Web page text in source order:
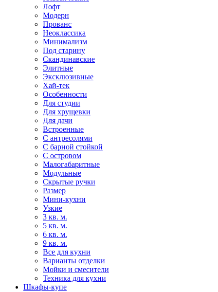
Лофт
Модерн
Прованс
Неоклассика
Минимализм
Под старину
Скандинавские
Элитные
Эксклюзивные
Хай-тек
Особенности
Для студии
Для хрущевки
Для дачи
Встроенные
С антресолями
С барной стойкой
С островом
Малогабаритные
Модульные
Скрытые ручки
Размер
Мини-кухни
Узкие
3 кв. м.
5 кв. м.
6 кв. м.
9 кв. м.
Все для кухни
Варианты отделки
Мойки и смесители
Техника для кухни
Шкафы-купе